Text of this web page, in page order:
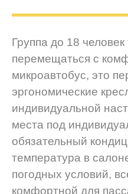
Группа до 18
перемещаться с
микроавтобус, это
эргономические
индивидуальной
места под
обязательный
температура в
погодных условий,
комфортной для